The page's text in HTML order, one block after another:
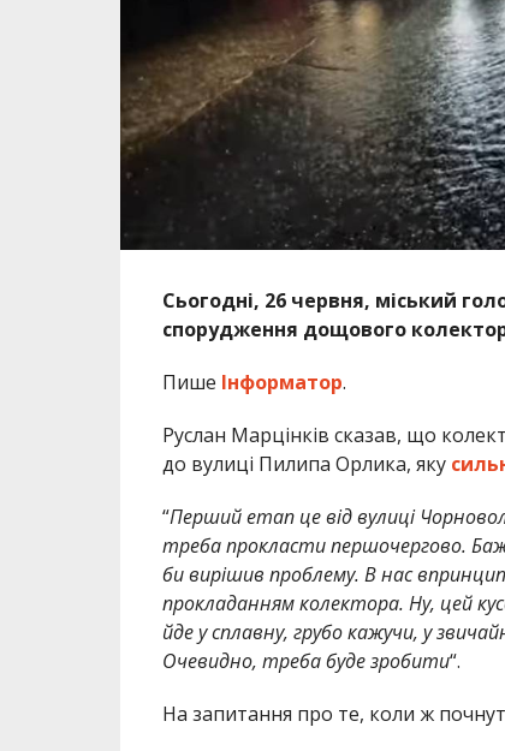
Сьогодні, 26 червня, міський
спорудження дощового
Пише Інформатор.
Руслан Марцінків сказав, що
до вулиці Пилипа Орлика, яку
“Перший етап це від вулиці
треба прокласти першочергово.
би вирішив проблему. В нас
прокладанням колектора. Ну, цей
йде у сплавну, грубо кажучи, у
Очевидно, треба буде зробити“.
На запитання про те, коли ж